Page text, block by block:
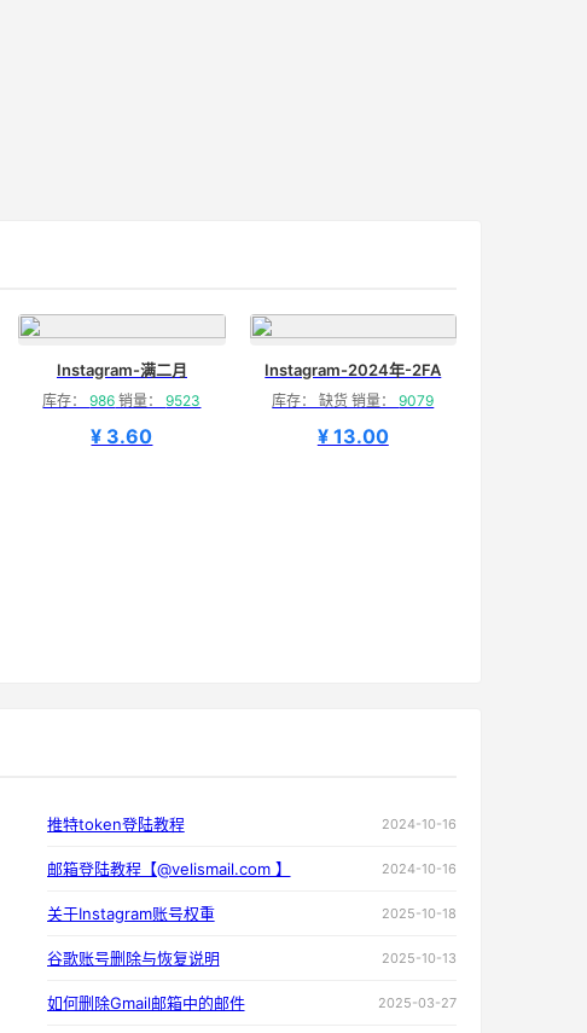
Instagram-满二月
库存：986 销量：9523
¥ 3.60
Instagram-2024年-2FA
库存： 缺货 销量：9079
¥ 13.00
推特token登陆教程 2024-10-16
邮箱登陆教程【@velismail.com 】 2024-10-16
关于Instagram账号权重 2025-10-18
谷歌账号删除与恢复说明 2025-10-13
如何删除Gmail邮箱中的邮件 2025-03-27